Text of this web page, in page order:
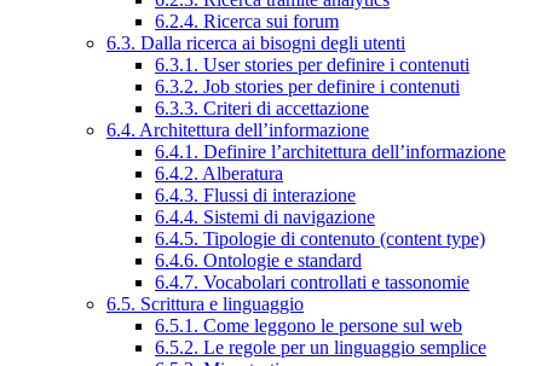
6.2.4. Ricerca sui forum
6.3. Dalla ricerca ai bisogni degli utenti
6.3.1. User stories per definire i contenuti
6.3.2. Job stories per definire i contenuti
6.3.3. Criteri di accettazione
6.4. Architettura dell’informazione
6.4.1. Definire l’architettura dell’informazione
6.4.2. Alberatura
6.4.3. Flussi di interazione
6.4.4. Sistemi di navigazione
6.4.5. Tipologie di contenuto (content type)
6.4.6. Ontologie e standard
6.4.7. Vocabolari controllati e tassonomie
6.5. Scrittura e linguaggio
6.5.1. Come leggono le persone sul web
6.5.2. Le regole per un linguaggio semplice